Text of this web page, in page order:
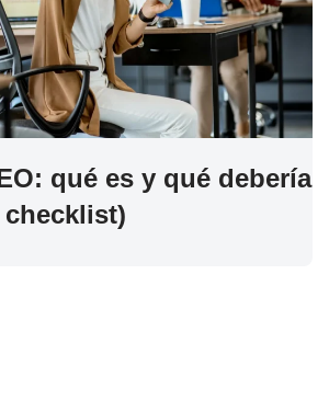
qué es y qué debería